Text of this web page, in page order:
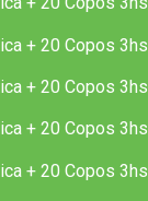
+ 20 Copos 3hs
+ 20 Copos 3hs
+ 20 Copos 3hs
+ 20 Copos 3hs